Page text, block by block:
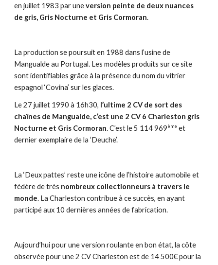
en juillet 1983 par uneversion peinte de deux nuances
de gris, Gris Nocturne et Gris Cormoran.
La production se poursuit en 1988 dans l’usine de
Mangualde au Portugal. Les modèles produits sur ce site
sont identifiables grâce à la présence du nom du vitrier
espagnol ‘Covina’ sur les glaces.
Le 27 juillet 1990 à 16h30, l’ultime 2 CV de sort des
chaînes de Mangualde, c’est une 2 CV 6 Charleston gris
Nocturne et Gris Cormoran. C’est le 5 114 969ème et
dernier exemplaire de la ‘Deuche’.
La ‘Deux pattes’ reste une icône de l’histoire automobile et
fédère de très nombreux collectionneurs à travers le
monde. La Charleston contribue à ce succès, en ayant
participé aux 10 dernières années de fabrication.
Aujourd’hui pour une version roulante en bon état, la côte
observée pour une 2 CV Charleston est de 14 500€ pour la